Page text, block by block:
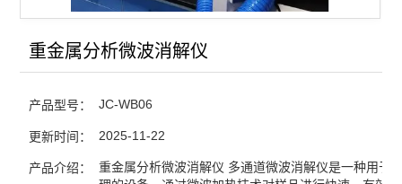
重金属分析微波消解仪
产品型号： JC-WB06
更新时间： 2025-11-22
产品介绍：
重金属分析微波消解仪 多通道微波消解仪是一种用于